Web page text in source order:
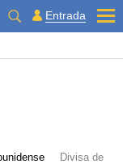
Entrada
Divisa de